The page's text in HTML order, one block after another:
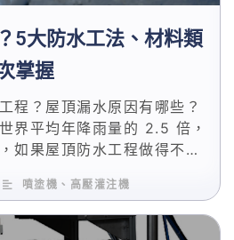
5大防水工法、材料類
掌握
程？屋頂漏水原因有哪些？
界平均年降雨量的 2.5 倍，
如果屋頂防水工程做得不夠
，長期下來不僅會造成建築
對身體健康造成不良影響。
噴塗機、高壓灌注機